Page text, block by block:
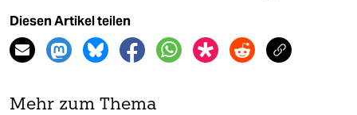
Diesen Artikel teilen
Mehr zum Thema